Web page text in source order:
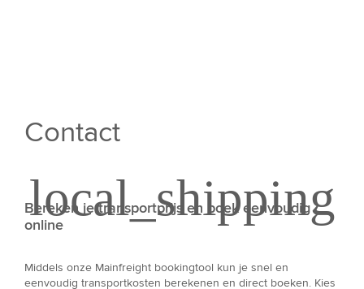
Contact
Bereken je transportprijs en boek eenvoudig
online
Middels onze Mainfreight bookingtool kun je snel en
eenvoudig transportkosten berekenen en direct boeken. Kies